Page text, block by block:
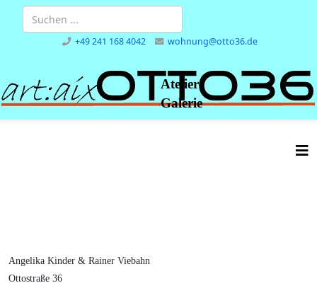
+49 241 168 4042 wohnung@otto36.de
Atelier
Galerie
Angelika Kinder & Rainer Viebahn
Ottostraße 36